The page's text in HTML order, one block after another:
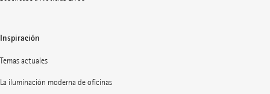
Inspiración
Temas actuales
La iluminación moderna de oficinas